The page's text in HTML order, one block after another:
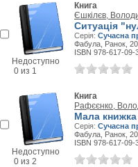
Недоступно
0 из 1
Книга
Єшкілєв,
Ситуація
Серія: Сучасна
Фабула, Ранок,
ISBN 978-617-09-
Недоступно
0 из 2
Книга
Рафєєнко,
Мала
Серія: Сучасна
Фабула, Ранок,
ISBN 978-617-09-